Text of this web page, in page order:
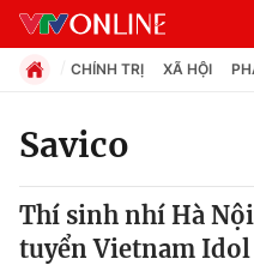
Chuyên mục
Chính trị
CHÍNH TRỊ XÃ HỘI
Savico
Thí sinh nhí Hà
tuyển Vietnam